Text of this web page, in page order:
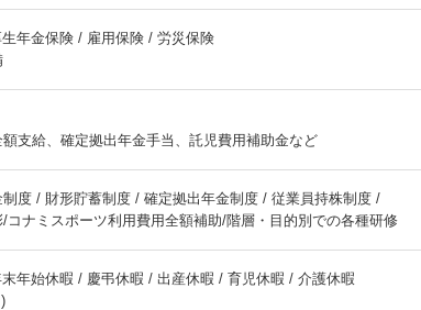
年金保険 / 雇用保険 / 労災保険
支給、確定拠出年金手当、託児費用補助金など
制度 / 財形貯蓄制度 / 確定拠出年金制度 / 従業員持株制度 /
コナミスポーツ利用費用全額補助/階層・目的別での各種研修
年始休暇 / 慶弔休暇 / 出産休暇 / 育児休暇 / 介護休暇